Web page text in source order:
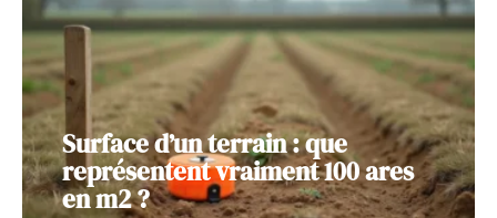
Surface d’un terrain : que
représentent vraiment 100 ares
en m2 ?